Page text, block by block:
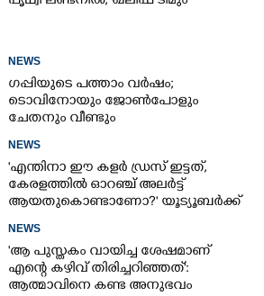
NEWS
ഗപ്പിയുടെ പത്താം വർഷം;​
ടൊവിനോയും ജോൺപോളും
ചേതനും വീണ്ടും
NEWS
'എന്തിനാ ഈ കളർ ഡ്രസ് ഇട്ടത്,
കേരളത്തിൽ ഓറഞ്ച് അല‌ർട്ട്
ആയതുകൊണ്ടാണോ?' യൂട്യൂബർക്ക്
NEWS
'ആ പുസ്തകം വായിച്ച ശേഷമാണ്
എന്റെ കഴിവ് തിരിച്ചറിഞ്ഞത്':
ആത്മാവിനെ കണ്ട അനുഭവം